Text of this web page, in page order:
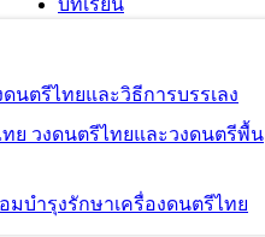
ดนตรีไทยและวิธีการบรรเลง
ทย วงดนตรีไทยและวงดนตรีพื้น
มบำรุงรักษาเครื่องดนตรีไทย